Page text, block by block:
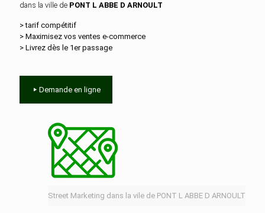
dans la ville de PONT L ABBE D ARNOULT
> tarif compétitif
> Maximisez vos ventes e‑commerce
> Livrez dès le 1er passage
Demande en ligne
Street Marketing dans la vile de PONT L ABBE D ARNOULT